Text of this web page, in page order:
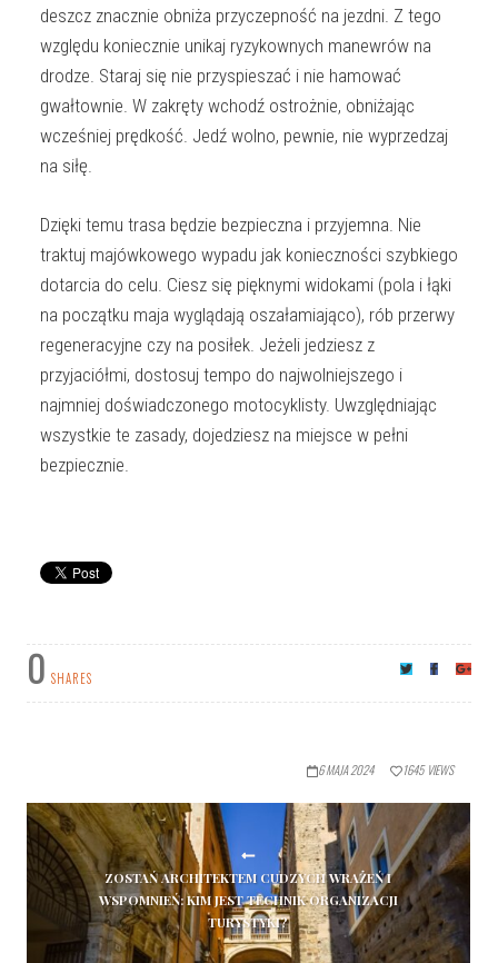
deszcz znacznie obniża przyczepność na jezdni. Z tego
względu koniecznie unikaj ryzykownych manewrów na
drodze. Staraj się nie przyspieszać i nie hamować
gwałtownie. W zakręty wchodź ostrożnie, obniżając
wcześniej prędkość. Jedź wolno, pewnie, nie wyprzedzaj
na siłę.
Dzięki temu trasa będzie bezpieczna i przyjemna. Nie
traktuj majówkowego wypadu jak konieczności szybkiego
dotarcia do celu. Ciesz się pięknymi widokami (pola i łąki
na początku maja wyglądają oszałamiająco), rób przerwy
regeneracyjne czy na posiłek. Jeżeli jedziesz z
przyjaciółmi, dostosuj tempo do najwolniejszego i
najmniej doświadczonego motocyklisty. Uwzględniając
wszystkie te zasady, dojedziesz na miejsce w pełni
bezpiecznie.
0 SHARES
6 MAJA 2024 1645 VIEWS
ZOSTAŃ ARCHITEKTEM CUDZYCH WRAŻEŃ I
WSPOMNIEŃ: KIM JEST TECHNIK ORGANIZACJI
TURYSTYKI?